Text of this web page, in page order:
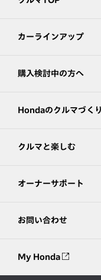
カーラインアップ
購入検討中の方へ
Hondaのクルマづくり
クルマと楽しむ
オーナーサポート
お問い合わせ
My Honda